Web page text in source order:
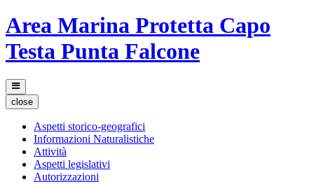
Area Marina Protetta Capo
Testa Punta Falcone
close
Aspetti storico-geografici
Informazioni Naturalistiche
Attività
Aspetti legislativi
Autorizzazioni